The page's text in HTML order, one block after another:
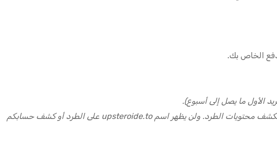
الأول ما يصل إلى أسبوع).
نُوصل طلباتكم في عبوات سرية لا علاقة لها بمحتويات طلبكم، وخالية من أي ملصقات أو شعارات أو علامات أخرى قد تكشف محتويات الطرد. ولن يظهر اسم upsteroide.to على الطرد أو كشف حسابكم